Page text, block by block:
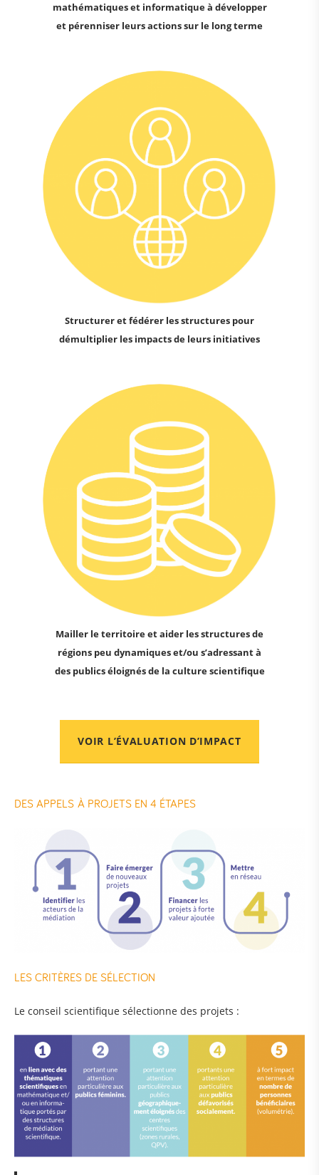
mathématiques et informatique à développer
et pérenniser leurs actions sur le long terme
Structurer et fédérer les structures pour
démultiplier les impacts de leurs initiatives
Mailler le territoire et aider les structures de
régions peu dynamiques et/ou s’adressant à
des publics éloignés de la culture scientifique
VOIR L’ÉVALUATION D’IMPACT
DES APPELS À PROJETS EN 4 ÉTAPES
LES CRITÈRES DE SÉLECTION
Le conseil scientifique sélectionne des projets :